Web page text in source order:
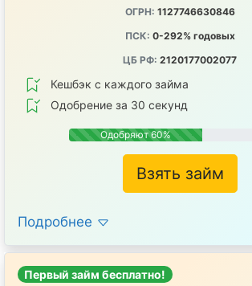
ОГРН: 1127746630846
ПСК: 0-292% годовых
ЦБ РФ: 2120177002077
Кешбэк с каждого займа
Одобрение за 30 секунд
Одобряют 60%
Взять займ
Подробнее
Первый займ бесплатно!